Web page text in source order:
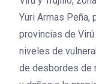
Yuri Armas Peña,
provincias de
niveles de
de desbordes de